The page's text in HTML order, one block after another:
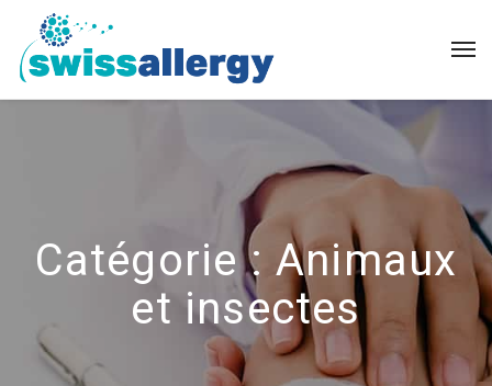
Catégorie : Animaux
et insectes